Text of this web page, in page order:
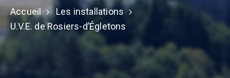
Traitement
des
Les
installations
Accueil
Les installations
U.V.E. de Rosiers-d’Égletons